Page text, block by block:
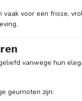
vaak voor een frisse,
vanwege hun
geurnoten zijn: